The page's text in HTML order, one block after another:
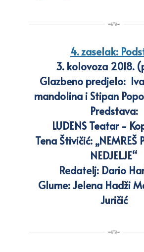
4. zaselak:
3. kolovoza 2018.
Glazbeno predjelo:
mandolina i Stipan
Predstava:
LUDENS Teatar -
Tena Štivičić: „NEMREŠ
NEDJELJE“
Redatelj: Dario
Glume: Jelena Hadži
Juričić